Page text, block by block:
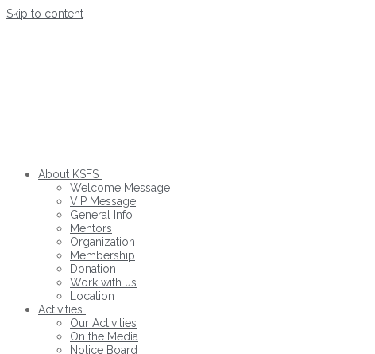
Skip to content
About KSFS
Welcome Message
VIP Message
General Info
Mentors
Organization
Membership
Donation
Work with us
Location
Activities
Our Activities
On the Media
Notice Board